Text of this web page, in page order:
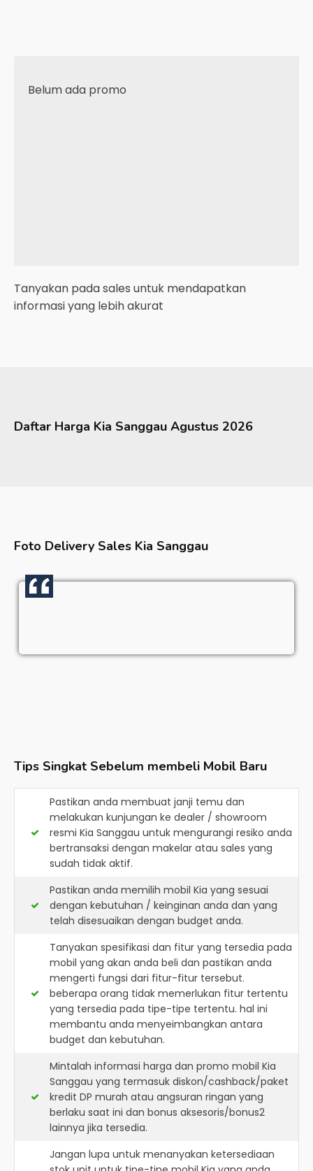
Belum ada promo
Tanyakan pada sales untuk mendapatkan
informasi yang lebih akurat
Daftar Harga Kia Sanggau Agustus 2026
Foto Delivery Sales Kia Sanggau
Tips Singkat Sebelum membeli Mobil Baru
Pastikan anda membuat janji temu dan
melakukan kunjungan ke dealer / showroom
resmi Kia Sanggau untuk mengurangi resiko anda
bertransaksi dengan makelar atau sales yang
sudah tidak aktif.
Pastikan anda memilih mobil Kia yang sesuai
dengan kebutuhan / keinginan anda dan yang
telah disesuaikan dengan budget anda.
Tanyakan spesifikasi dan fitur yang tersedia pada
mobil yang akan anda beli dan pastikan anda
mengerti fungsi dari fitur-fitur tersebut.
beberapa orang tidak memerlukan fitur tertentu
yang tersedia pada tipe-tipe tertentu. hal ini
membantu anda menyeimbangkan antara
budget dan kebutuhan.
Mintalah informasi harga dan promo mobil Kia
Sanggau yang termasuk diskon/cashback/paket
kredit DP murah atau angsuran ringan yang
berlaku saat ini dan bonus aksesoris/bonus2
lainnya jika tersedia.
Jangan lupa untuk menanyakan ketersediaan